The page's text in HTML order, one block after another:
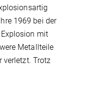
1969 bei der
mit
Metallteile
verletzt. Trotz